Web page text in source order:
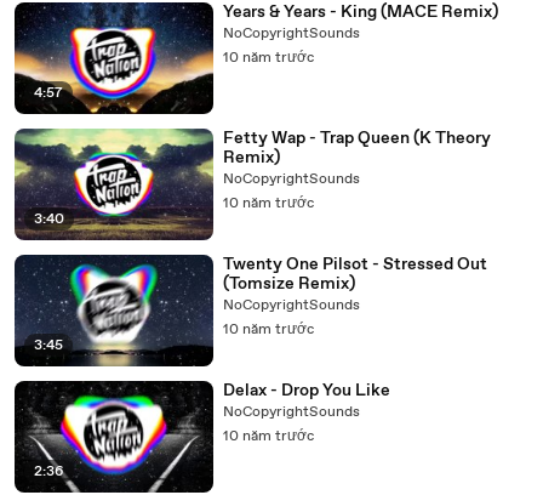
4:57
Years & Years - King (MACE Remix)
NoCopyrightSounds
10 năm trước
3:40
Fetty Wap - Trap Queen (K Theory
Remix)
NoCopyrightSounds
10 năm trước
3:45
Twenty One Pilsot - Stressed Out
(Tomsize Remix)
NoCopyrightSounds
10 năm trước
2:36
Delax - Drop You Like
NoCopyrightSounds
10 năm trước